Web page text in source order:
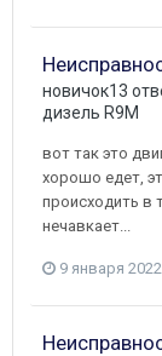
новичок13
дизель R9M
вот так это
хорошо едет,
происходить в
нечавкает...
9 января 2022